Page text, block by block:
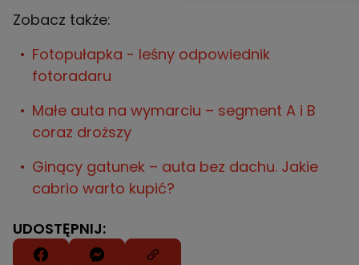
Zobacz także:
Fotopułapka - leśny odpowiednik
fotoradaru
Małe auta na wymarciu – segment A i B
coraz droższy
Ginący gatunek – auta bez dachu. Jakie
cabrio warto kupić?
UDOSTĘPNIJ: